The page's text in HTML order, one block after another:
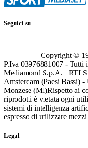
Seguici su
Copyright ©
P.Iva 03976881007 - Tutti
Mediamond S.p.A. - RTI
Amsterdam (Paesi Bassi)
Monzese (MI)Rispetto ai
riprodotti è vietata ogni
sistemi di intelligenza
espresso di utilizzare
Legal